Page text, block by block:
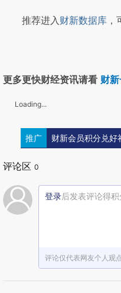
推荐进入财新数据库
更多更快财经资讯请看 财
Loading...
推广 财新会员积分兑好
评论区 0
登录后发表评论得积
评论仅代表网友个人观